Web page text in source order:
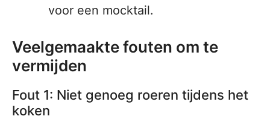
voor een mocktail.
Veelgemaakte fouten om te
vermijden
Fout 1: Niet genoeg roeren tijdens het
koken